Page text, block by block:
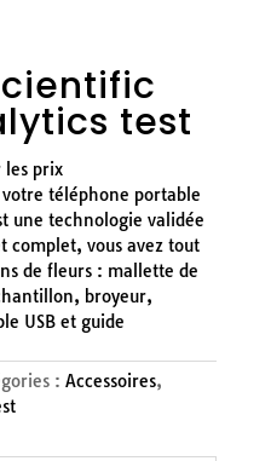
test
les prix
téléphone portable
une technologie validée
complet, vous avez tout
de fleurs : mallette de
broyeur,
USB et guide
: Accessoires,